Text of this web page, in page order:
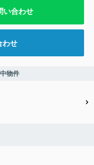
い合わせ
わせ
物件